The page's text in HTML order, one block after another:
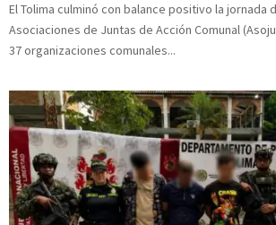
El Tolima culminó con balance positivo la jornada
Asociaciones de Juntas de Acción Comunal
37 organizaciones comunales...